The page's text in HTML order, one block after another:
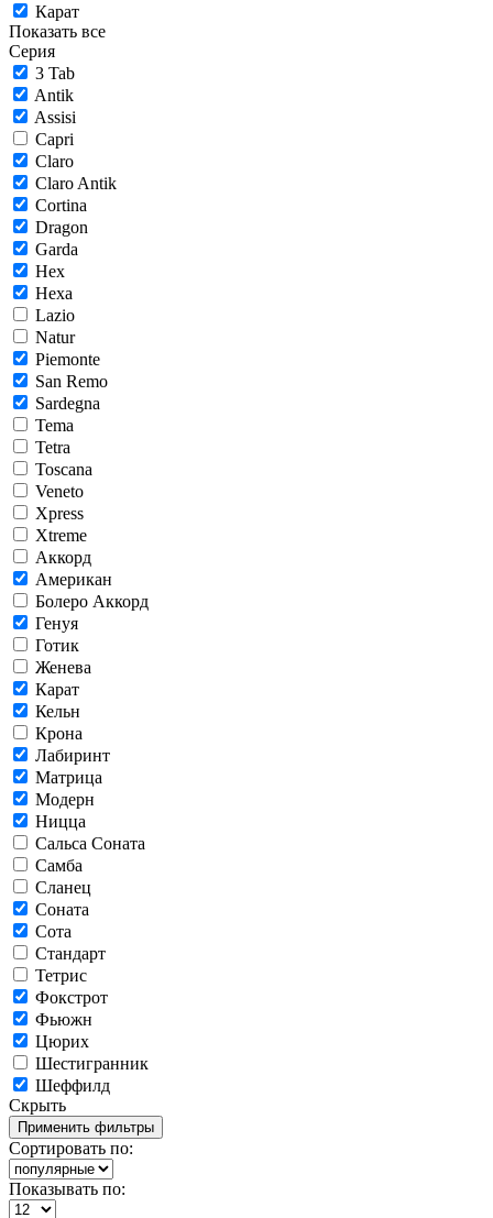
Карат
Показать все
Серия
3 Tab
Antik
Assisi
Capri
Claro
Claro Antik
Cortina
Dragon
Garda
Hex
Hexa
Lazio
Natur
Piemonte
San Remo
Sardegna
Tema
Tetra
Toscana
Veneto
Xpress
Xtreme
Аккорд
Американ
Болеро Аккорд
Генуя
Готик
Женева
Карат
Кельн
Крона
Лабиринт
Матрица
Модерн
Ницца
Сальса Соната
Самба
Сланец
Соната
Сота
Стандарт
Тетрис
Фокстрот
Фьюжн
Цюрих
Шестигранник
Шеффилд
Скрыть
Сортировать по:
Показывать по: